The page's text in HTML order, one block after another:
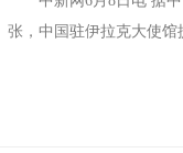
张，中国驻伊拉克大使